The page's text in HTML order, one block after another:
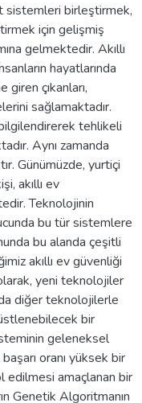
sistemleri birleştirmek,
için gelişmiş
gelmektedir. Akıllı
hayatlarında
giren çıkanları,
sağlamaktadır.
tehlikeli
Aynı zamanda
Günümüzde, yurtiçi
akıllı ev
Teknolojinin
bu tür sistemlere
bu alanda çeşitli
akıllı ev güvenliği
yeni teknolojiler
diğer teknolojilerle
bir
geleneksel
oranı yüksek bir
edilmesi amaçlanan bir
Genetik Algoritmanın